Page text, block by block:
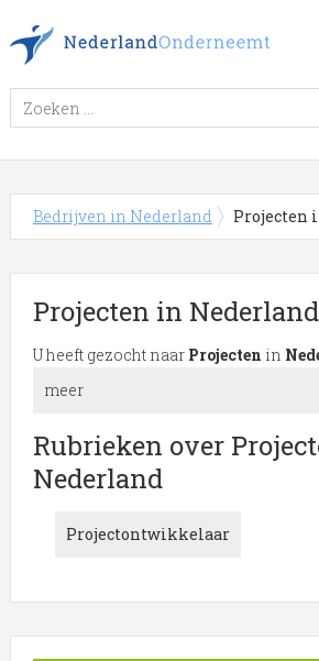
Bedrijven in Nederland Projecten
Projecten in Nederland
U heeft gezocht naar Projecten in
meer
Meer over Projecten in
Let op! Onderstaande bedrijven in de
betreffende de onderneming of
Rubrieken over
Nederland
Projectontwikkelaar